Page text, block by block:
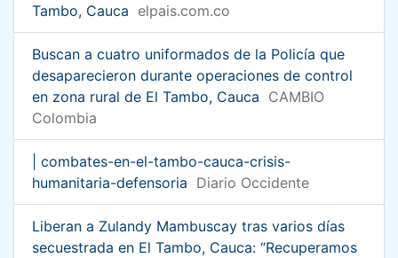
Tambo, Cauca elpais.com.co
Buscan a cuatro uniformados de la Policía que
desaparecieron durante operaciones de control
en zona rural de El Tambo, Cauca CAMBIO
Colombia
| combates-en-el-tambo-cauca-crisis-
humanitaria-defensoria Diario Occidente
Liberan a Zulandy Mambuscay tras varios días
secuestrada en El Tambo, Cauca: “Recuperamos